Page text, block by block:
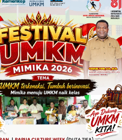
informasi
ketertiban di tengah